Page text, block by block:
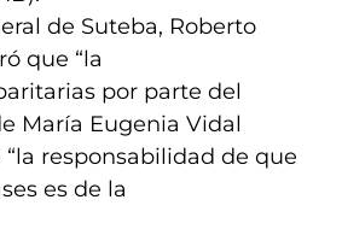
de Suteba, Roberto
que “la
por parte del
María Eugenia Vidal
responsabilidad de que
es de la